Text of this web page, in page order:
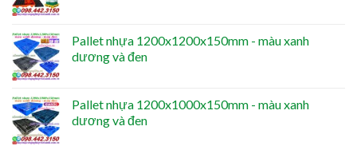
Pallet nhựa 1200x1200x150mm - màu xanh
dương và đen
Pallet nhựa 1200x1000x150mm - màu xanh
dương và đen